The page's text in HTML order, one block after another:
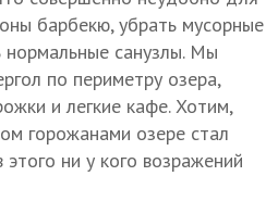
барбекю, убрать мусорные
нормальные санузлы. Мы
по периметру озера,
и легкие кафе. Хотим,
горожанами озере стал
ни у кого возражений